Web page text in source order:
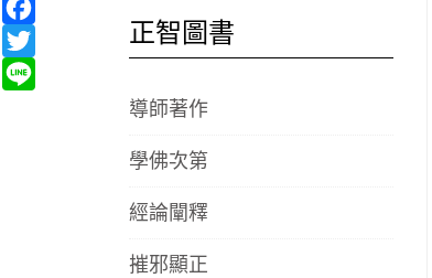
正智圖書
導師著作
學佛次第
經論闡釋
摧邪顯正